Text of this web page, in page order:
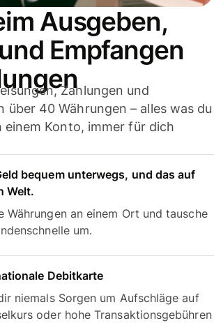
Ausgeben,
Empfangen
Zahlungen und
über 40 Währungen – alles was du
einem Konto, immer für dich
bequem unterwegs, und das auf
Welt.
Währungen an einem Ort und tausche
um.
Debitkarte
niemals Sorgen um Aufschläge auf
oder hohe Transaktionsgebühren